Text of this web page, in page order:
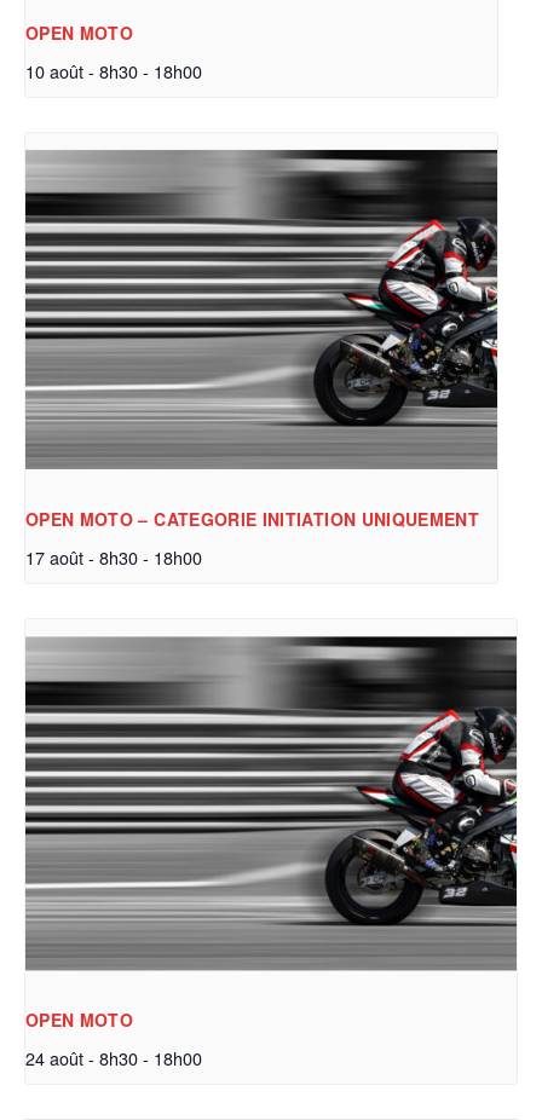
OPEN MOTO
10 août - 8h30- 18h00
OPEN MOTO – CATEGORIE INITIATION UNIQUEMENT
17 août - 8h30- 18h00
OPEN MOTO
24 août - 8h30- 18h00